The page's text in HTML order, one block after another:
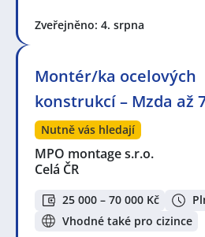
Zveřejněno: 4. srpna
Montér/ka ocelových
konstrukcí – Mzda až
Nutně vás hledají
MPO montage s.r.o.
Celá ČR
25 000 – 70 000 Kč
Vhodné také pro cizince